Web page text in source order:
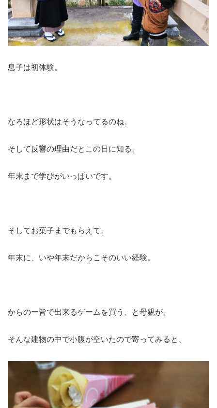
息子は初体験。
なろほど形状はそうなってるのね。
そして反響の理由だとこの日に知る。
年末まで学びがいっぱいです。
そしてお菓子までもらえて。
年末に、いや年末だからこそのいい経験。
からのー皆で出来るゲームを買う、と母親が。
そんな建物の中で小腹が空いたので寄ってみると、